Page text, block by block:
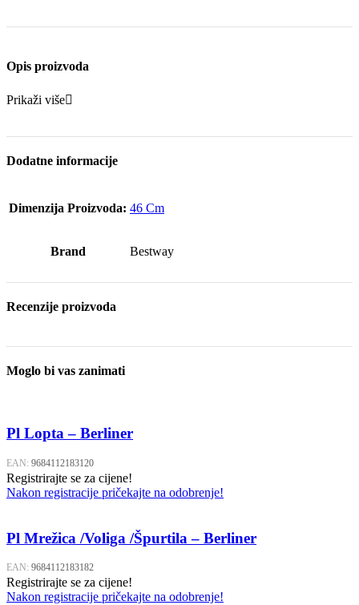
Opis proizvoda
Prikaži više
Dodatne informacije
Dimenzija Proizvoda: 46 Cm
Brand Bestway
Recenzije proizvoda
Moglo bi vas zanimati
Pl Lopta – Berliner
EAN: 9684112183120
Registrirajte se za cijene!
Nakon registracije pričekajte na odobrenje!
Pl Mrežica /Voliga /Špurtila – Berliner
EAN: 9684112183182
Registrirajte se za cijene!
Nakon registracije pričekajte na odobrenje!